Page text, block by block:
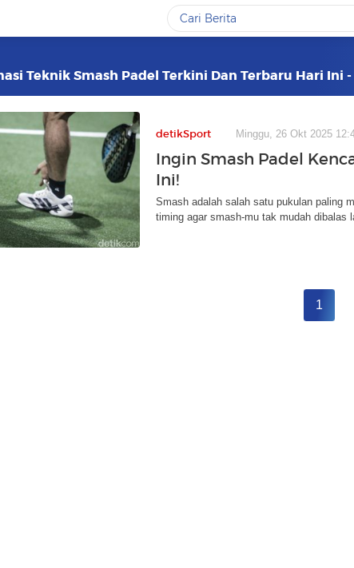
Teknik Smash Padel Terkini Dan Terbaru Hari Ini
detikSport Minggu, 26 Okt 2025
Ingin Smash Padel
Ini!
Smash adalah salah satu pukulan paling
timing agar smash-mu tak mudah dibalas
1